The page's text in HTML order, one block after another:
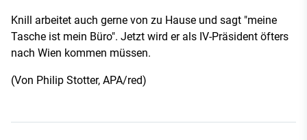
Knill arbeitet auch gerne von zu Hause und sagt "meine
Tasche ist mein Büro". Jetzt wird er als IV-Präsident öfters
nach Wien kommen müssen.
(Von Philip Stotter, APA/red)